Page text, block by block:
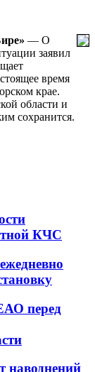
— О
заявил
время
крае.
области и
сохранится.
КЧС
перед
наводнений